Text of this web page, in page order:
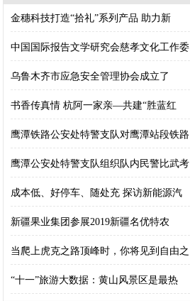
金穗科技打造“拾礼”系列产品 助力新
中国国际报告文学研究会慈孝文化工作委
乌鲁木齐市应急安全管理协会成立了
书香传真情 杭阿一家亲—共建“胜蓝红
鹰潭铁路公安处特警支队对鹰潭站段铁路
鹰潭公安处特警支队组织队内民警比武考
成本低、好停车、随处充 探访新能源汽
新疆果业集团参展2019新疆名优特农
当爬上虎克之路顶峰时，你将见到自由之
“十一”旅游大数据：黄山风景区是最热